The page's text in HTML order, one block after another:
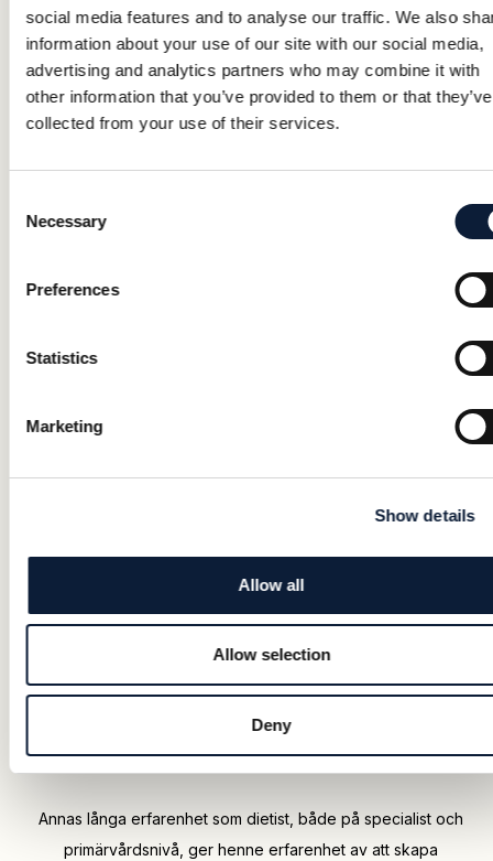
social media features and to analyse our traffic. We also
information about your use of our site with our social media,
advertising and analytics partners who may combine it with
other information that you’ve provided to them or that they’ve
collected from your use of their services.
Selection
Necessary
Preferences
Statistics
Marketing
Show details
Allow all
Allow selection
Deny
Dr Fabian Lenhard är mån om att behandlingarna baseras
på vetenskaplig grund. Fabian är legitimerad psykolog i
grunden och har expertis inom internetbaserad kognitiv
Leg. dietist Anna Hägg
Advisor Kost, Legitimerad dietist med över 30 års erfarenhet
inomobesitas.
Annas långa erfarenhet som dietist, både på specialist och
primärvårdsnivå, ger henne erfarenhet av att skapa